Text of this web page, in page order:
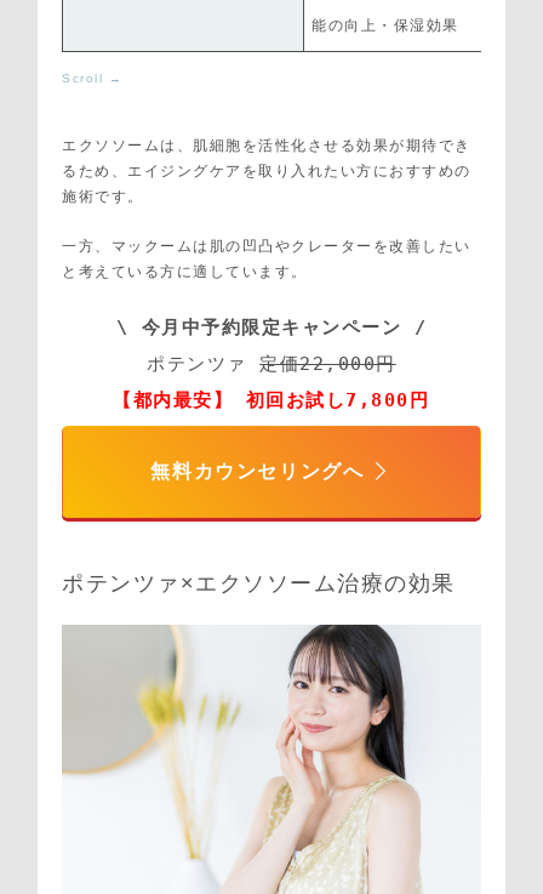
能の向上・保湿効果
エクソソームは、肌細胞を活性化させる効果が期待でき
るため、エイジングケアを取り入れたい方におすすめの
施術です。
一方、マックームは肌の凹凸やクレーターを改善したい
と考えている方に適しています。
\ 今月中予約限定キャンペーン /
ポテンツァ 定価22,000円
【都内最安】 初回お試し7,800円
無料カウンセリングへ
ポテンツァ×エクソソーム治療の効果